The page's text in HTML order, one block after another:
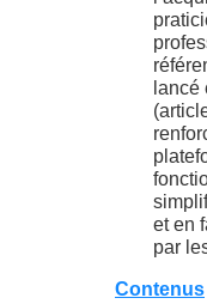
lancé
et en
par
Contenus